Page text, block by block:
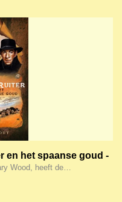
en het spaanse goud -
Wood, heeft de…